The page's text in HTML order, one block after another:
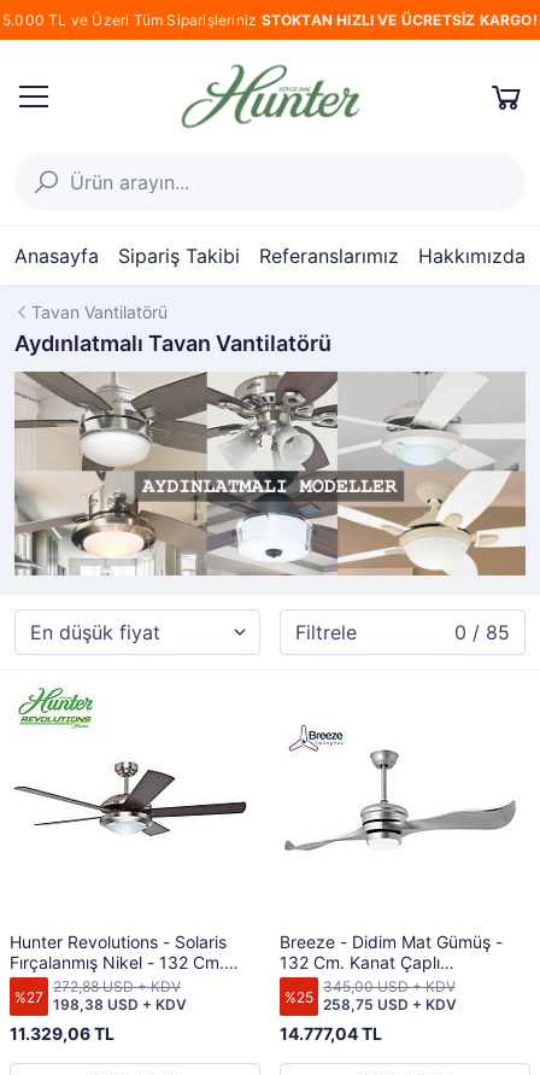
5.000 TL ve Üzeri Tüm Siparişleriniz STOKTAN HIZLI VE ÜCRETSİZ KARGO!
Anasayfa Sipariş Takibi Referanslarımız Hakkımızda
Tavan Vantilatörü
Aydınlatmalı Tavan Vantilatörü
Filtrele 0 / 85
Hunter Revolutions - Solaris
Fırçalanmış Nikel - 132 Cm.
Aydınlatmalı Tavan Vantilatörü
%27
11.329,06 TL
198,38 USD + KDV
272,88 USD + KDV
Breeze - Didim Mat Gümüş -
132 Cm. Kanat Çaplı
Aydınlatmalı Tavan Vantilatörü
%25
14.777,04 TL
258,75 USD + KDV
345,00 USD + KDV